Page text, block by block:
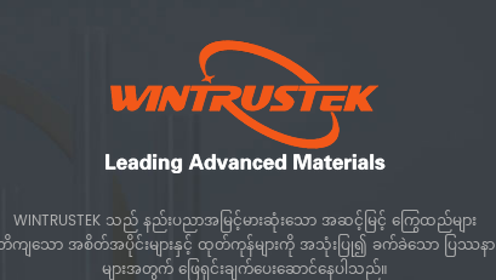
WINTRUSTEK သည် နည်းပညာအမြင့်မားဆုံးသော အဆင့်မြင့် ကြွေထည်များ
ကျသော အစိတ်အပိုင်းများနှင့် ထုတ်ကုန်များကို အသုံးပြု၍ ခက်ခဲသော ပြဿနာ
များအတွက် ဖြေရှင်းချက်ပေးဆောင်နေပါသည်။